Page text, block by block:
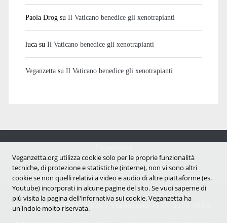
Paola Drogsu Il Vaticano benedice gli xenotrapianti
lucasu Il Vaticano benedice gli xenotrapianti
Veganzettasu Il Vaticano benedice gli xenotrapianti
Notizie dal mondo vegan e antispecista
Copyright © 2007 - 2026 |
Veganzetta.org utilizza cookie solo per le proprie funzionalità
tecniche, di protezione e statistiche (interne), non vi sono altri
cookie se non quelli relativi a video e audio di altre piattaforme (es.
Youtube) incorporati in alcune pagine del sito. Se vuoi saperne di
più visita la pagina dell'infornativa sui cookie. Veganzetta ha
un'indole molto riservata.